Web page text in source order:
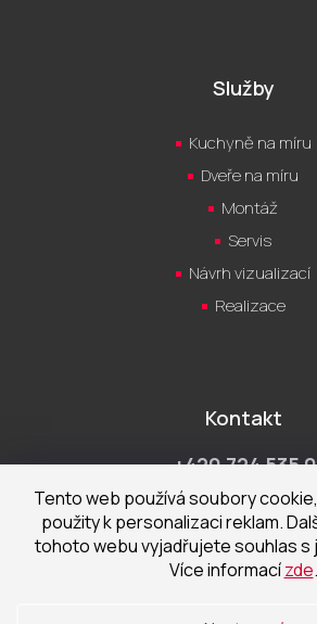
Tento web používá soubory
použity k personalizaci reklam.
tohoto webu vyjadřujete souhlas s
Více informacízde.
Služby
Kuchyně na míru
Dveře na míru
Montáž
Servis
Návrh vizualizací
Realizace
Kontakt
+420 724 535
Po-Pá 9:00 - 18:00